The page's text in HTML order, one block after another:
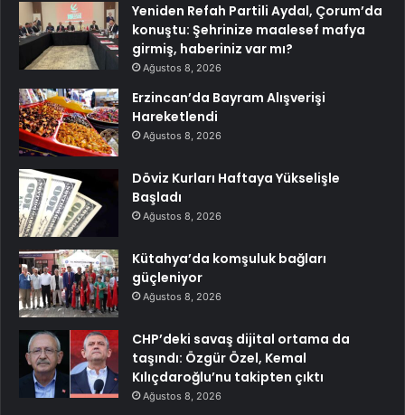
Yeniden Refah Partili Aydal, Çorum’da
konuştu: Şehrinize maalesef mafya
girmiş, haberiniz var mı?
Ağustos 8, 2026
Erzincan’da Bayram Alışverişi
Hareketlendi
Ağustos 8, 2026
Döviz Kurları Haftaya Yükselişle
Başladı
Ağustos 8, 2026
Kütahya’da komşuluk bağları
güçleniyor
Ağustos 8, 2026
CHP’deki savaş dijital ortama da
taşındı: Özgür Özel, Kemal
Kılıçdaroğlu’nu takipten çıktı
Ağustos 8, 2026